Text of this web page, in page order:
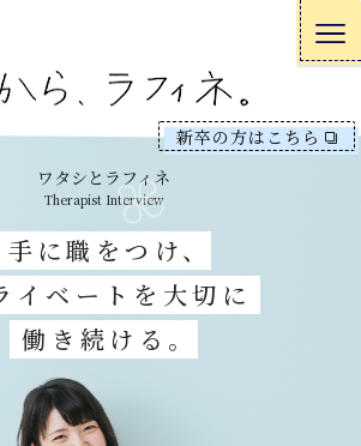
新卒の方はこちら
ワタシとラフィネ
Therapist Interview
手に職をつけ、
イベートを大切に
働き続ける。